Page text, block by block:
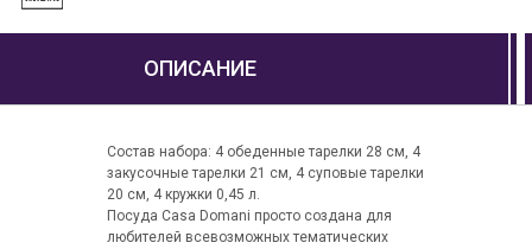
ОПИСАНИЕ
Состав набора: 4 обеденные тарелки 28 см, 4
закусочные тарелки 21 см, 4 суповые тарелки
20 см, 4 кружки 0,45 л.
Посуда Casa Domani просто создана для
любителей всевозможных тематических